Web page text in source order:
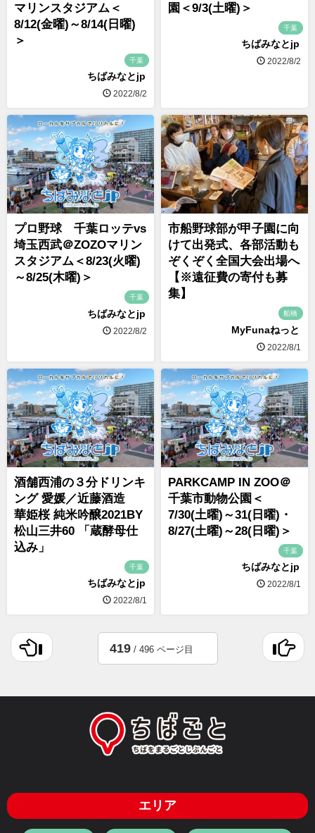
マリンスタジアム＜
8/12(金曜)～8/14(日曜)
＞
千葉
ちばみなとjp
2022/8/2
園＜9/3(土曜)＞
千葉
ちばみなとjp
2022/8/2
プロ野球 千葉ロッテvs
埼玉西武＠ZOZOマリン
スタジアム＜8/23(火曜)
～8/25(木曜)＞
千葉
ちばみなとjp
2022/8/2
市船野球部が甲子園に向
けて出発式、各部活動も
ぞくぞく全国大会出場へ
【※遠征費の寄付も募
集】
船橋
MyFunaねっと
2022/8/1
酒舗西浦の３分ドリンキ
ング 愛媛／近藤酒造
華姫桜 純米吟醸2021BY
松山三井60 「蔵酵母仕
込み」
千葉
ちばみなとjp
2022/8/1
PARKCAMP IN ZOO＠
千葉市動物公園＜
7/30(土曜)～31(日曜)・
8/27(土曜)～28(日曜)＞
千葉
ちばみなとjp
2022/8/1
419/ 496 ページ目
エリア